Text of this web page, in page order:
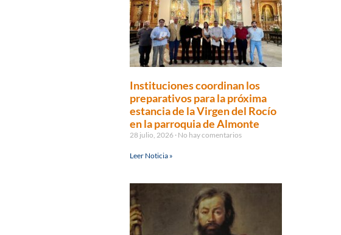
Instituciones coordinan los
preparativos para la próxima
estancia de la Virgen del Rocío
en la parroquia de Almonte
28 julio, 2026 No hay comentarios
Leer Noticia »